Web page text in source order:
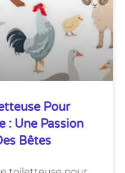
Pour
: Une Passion
Bêtes